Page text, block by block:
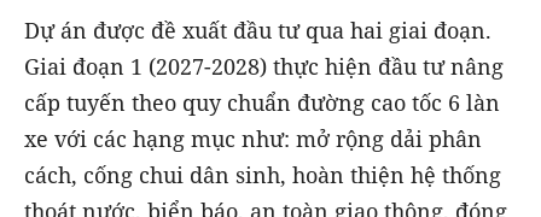
Dự án được đề xuất đầu tư qua hai giai đoạn.
Giai đoạn 1 (2027-2028) thực hiện đầu tư nâng
cấp tuyến theo quy chuẩn đường cao tốc 6 làn
xe với các hạng mục như: mở rộng dải phân
cách, cống chui dân sinh, hoàn thiện hệ thống
thoát nước, biển báo, an toàn giao thông, đóng